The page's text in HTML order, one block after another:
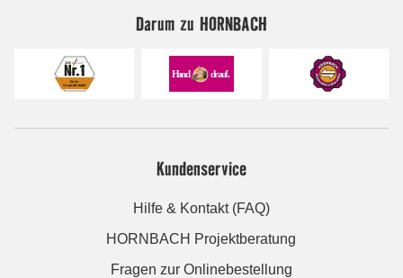
Darum zu HORNBACH
Kundenservice
Hilfe & Kontakt (FAQ)
HORNBACH Projektberatung
Fragen zur Onlinebestellung